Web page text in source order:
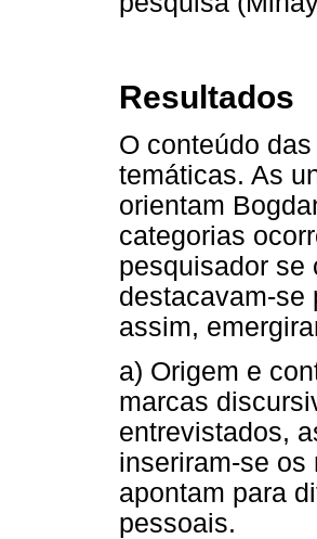
Resultados
O conteúdo
temáticas. As
orientam
categorias
pesquisador se
destacavam-se
assim,
a) Origem e
marcas
entrevistados,
inseriram-se os
apontam para
pessoais.